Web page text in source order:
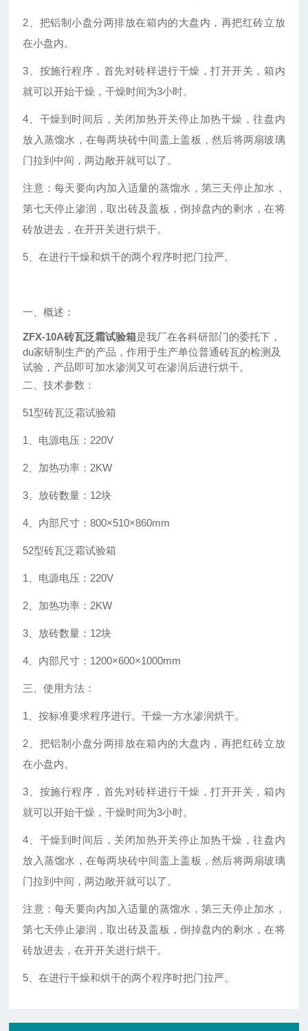
2 、把铝制小盘分两排放在箱内的大盘内，再把红砖立放
在小盘内。
3 、按施行程序，首先对砖样进行干燥，打开开关，箱内
就可以开始干燥，干燥时间为3小时。
4 、干燥到时间后，关闭加热开关停止加热干燥，往盘内
放入蒸馏水，在每两块砖中间盖上盖板，然后将两扇玻璃
门拉到中间，两边敞开就可以了。
注意：每天要向内加入适量的蒸馏水，第三天停止加水，
第七天停止渗润，取出砖及盖板，倒掉盘内的剩水，在将
砖放进去，在开开关进行烘干。
5 、在进行干燥和烘干的两个程序时把门拉严。
一、概述：
ZFX-10A砖瓦泛霜试验箱是我厂在各科研部门的委托下，
du家研制生产的产品，作用于生产单位普通砖瓦的检测及
试验，产品即可加水渗润又可在渗润后进行烘干。
二、技术参数：
51型砖瓦泛霜试验箱
1 、电源电压： 220V
2 、加热功率： 2KW
3 、放砖数量： 12块
4 、内部尺寸：800×510×860mm
52型砖瓦泛霜试验箱
1 、电源电压： 220V
2 、加热功率： 2KW
3 、放砖数量： 12块
4 、内部尺寸： 1200×600×1000mm
三、使用方法：
1 、按标准要求程序进行。干燥一方水渗润烘干。
2 、把铝制小盘分两排放在箱内的大盘内，再把红砖立放
在小盘内。
3 、按施行程序，首先对砖样进行干燥，打开开关，箱内
就可以开始干燥，干燥时间为3小时。
4 、干燥到时间后，关闭加热开关停止加热干燥，往盘内
放入蒸馏水，在每两块砖中间盖上盖板，然后将两扇玻璃
门拉到中间，两边敞开就可以了。
注意：每天要向内加入适量的蒸馏水，第三天停止加水，
第七天停止渗润，取出砖及盖板，倒掉盘内的剩水，在将
砖放进去，在开开关进行烘干。
5 、在进行干燥和烘干的两个程序时把门拉严。